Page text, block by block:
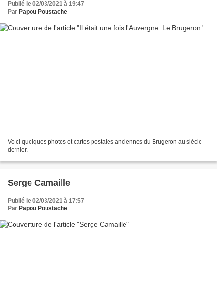
Publié le 02/03/2021 à 19:47
Par Papou Poustache
Voici quelques photos et cartes postales anciennes du Brugeron au siècle
dernier.
Serge Camaille
Publié le 02/03/2021 à 17:57
Par Papou Poustache